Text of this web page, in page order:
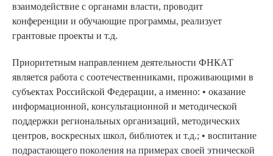
взаимодействие с органами власти, проводит
конференции и обучающие программы, реализует
грантовые проекты и т.д.
Приоритетным направлением деятельности ФНКАТ
является работа с соотечественниками, проживающими в
субъектах Российской Федерации, а именно: • оказание
информационной, консультационной и методической
поддержки региональных организаций, методических
центров, воскресных школ, библиотек и т.д.; • воспитание
подрастающего поколения на примерах своей этнической